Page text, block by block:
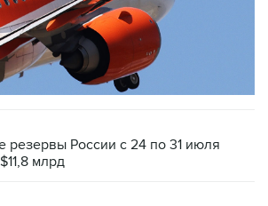
России с 24 по 31 июля
млрд